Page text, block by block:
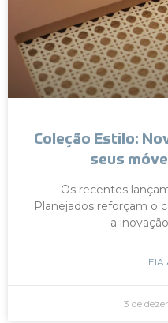
Coleção Estilo:
seus
Os recentes
Planejados reforçam o
a
LEIA
3 de